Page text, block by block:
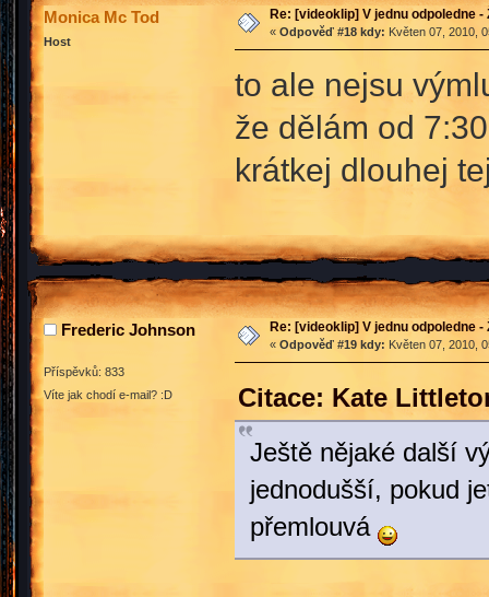
Monica Mc Tod
Host
Re: [videoklip] V jednu odpoledne
« Odpověď #18 kdy: Květen 07, 2010,
to ale nejsu
že dělám od
krátkej dlouhej
Frederic Johnson
Příspěvků: 833
Víte jak chodí e-mail? :D
Re: [videoklip] V jednu odpoledne
« Odpověď #19 kdy: Květen 07, 2010,
Citace: Kate
Ještě nějaké další
jednodušší, pokud
přemlouvá